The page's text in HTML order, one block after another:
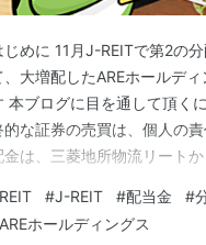
じめに 11月J-REITで第2の
、大増配したAREホールデ
本ブログに目を通して頂く
的な証券の売買は、個人の
金は、三菱地所物流リート
く追加購入候補にしている
える次第 更に…
REIT #J-REIT #配当金 #
AREホールディングス